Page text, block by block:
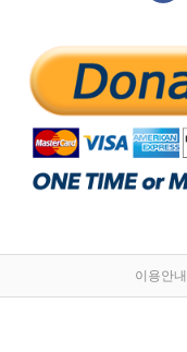
이용안내